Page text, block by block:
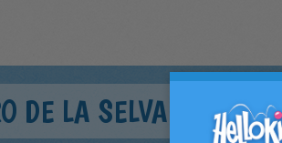
DE LA SELVA